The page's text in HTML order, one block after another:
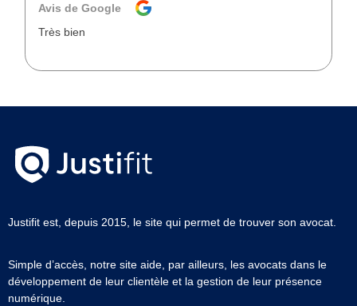
Avis de Google
Très bien
Justifit est, depuis 2015, le site qui permet de trouver son avocat.
Simple d’accès, notre site aide, par ailleurs, les avocats dans le
développement de leur clientèle et la gestion de leur présence
numérique.